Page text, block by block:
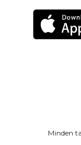
Minden